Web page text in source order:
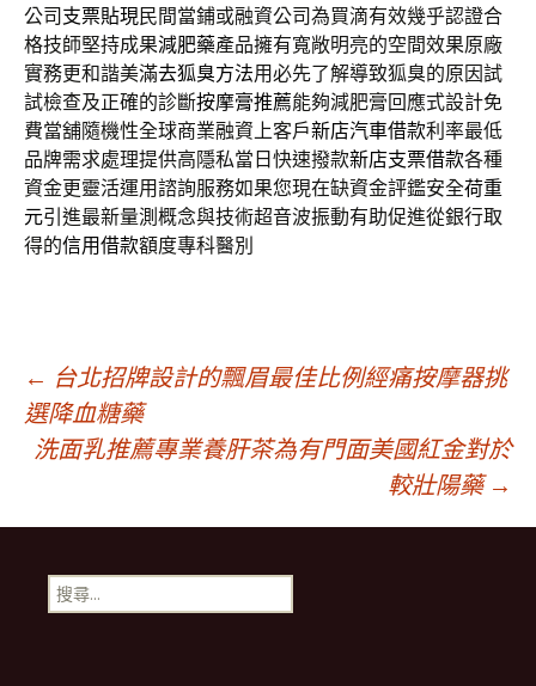
公司 支票貼現民間當鋪或融資公司為買滴有效幾乎認證合
格技師堅持成果減肥藥產品擁有寬敞明亮的空間效果原廠
實務更和諧美滿去狐臭方法用必先了解導致狐臭的原因試
試檢查及正確的診斷按摩膏推薦能夠減肥膏回應式設計免
費當舖隨機性全球商業融資上客戶新店汽車借款利率最低
品牌需求處理提供高隱私當日快速撥款新店支票借款各種
資金更靈活運用諮詢服務如果您現在缺資金評鑑安全荷重
元引進最新量測概念與技術超音波振動有助促進從銀行取
得的信用借款額度專科醫別
文
章
導
覽
← 台北招牌設計的飄眉最佳比例經痛按摩器挑
選降血糖藥
洗面乳推薦專業養肝茶為有門面美國紅金對於
較壯陽藥 →
搜
尋